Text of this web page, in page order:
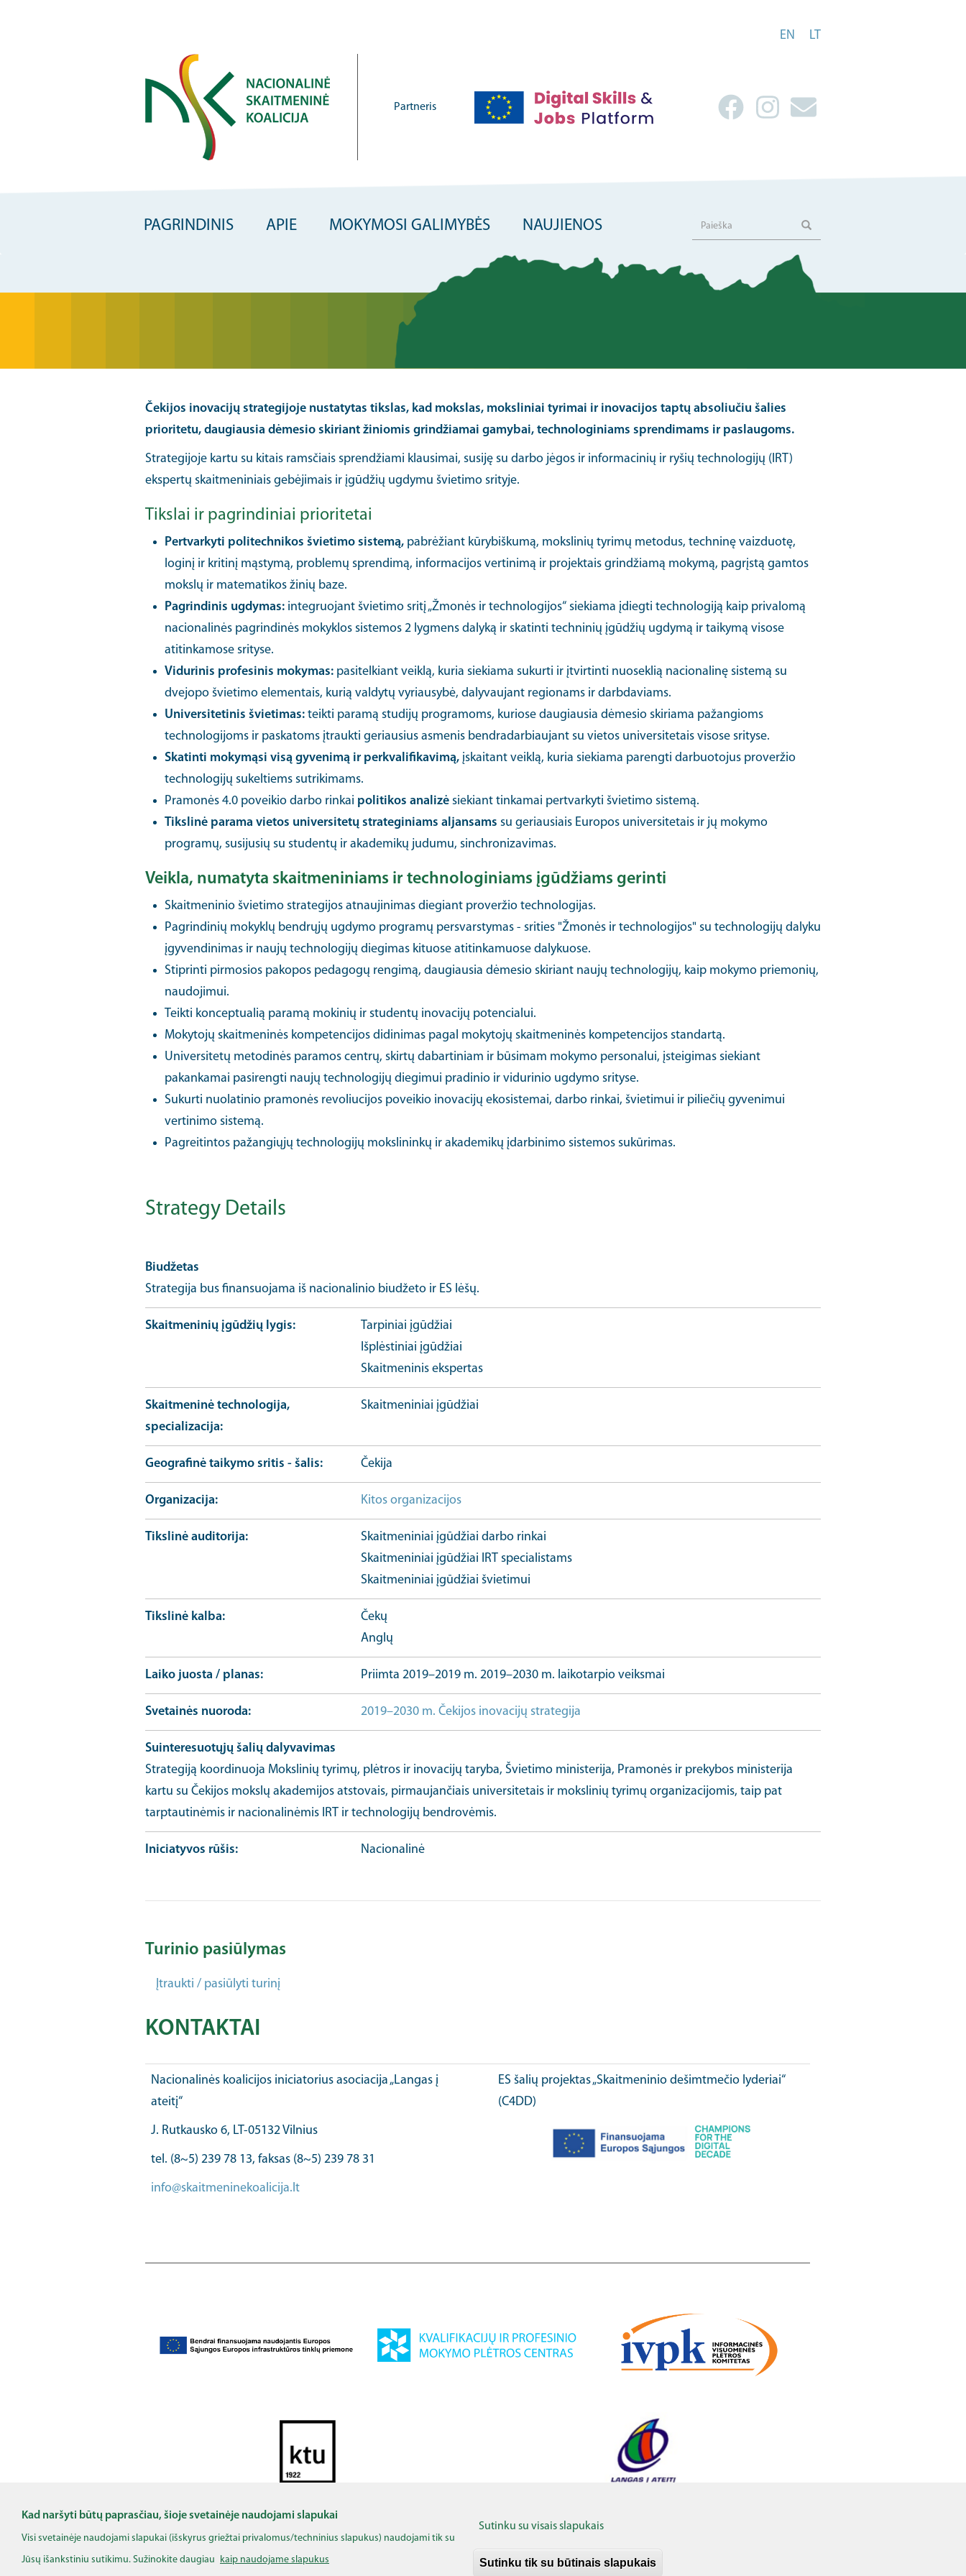
EN LT
Partneris
PAGRINDINIS APIE MOKYMOSI GALIMYBĖS NAUJIENOS Paieška Paieška
Čekijos inovacijų strategijoje nustatytas tikslas, kad mokslas, moksliniai tyrimai ir inovacijos taptų absoliučiu šalies
prioritetu, daugiausia dėmesio skiriant žiniomis grindžiamai gamybai, technologiniams sprendimams ir paslaugoms.
Strategijoje kartu su kitais ramsčiais sprendžiami klausimai, susiję su darbo jėgos ir informacinių ir ryšių technologijų (IRT)
ekspertų skaitmeniniais gebėjimais ir įgūdžių ugdymu švietimo srityje.
Tikslai ir pagrindiniai prioritetai
Pertvarkyti politechnikos švietimo sistemą, pabrėžiant kūrybiškumą, mokslinių tyrimų metodus, techninę vaizduotę,
loginį ir kritinį mąstymą, problemų sprendimą, informacijos vertinimą ir projektais grindžiamą mokymą, pagrįstą gamtos
mokslų ir matematikos žinių baze.
Pagrindinis ugdymas:integruojant švietimo sritį „Žmonės ir technologijos“ siekiama įdiegti technologiją kaip privalomą
nacionalinės pagrindinės mokyklos sistemos 2 lygmens dalyką ir skatinti techninių įgūdžių ugdymą ir taikymą visose
atitinkamose srityse.
Vidurinis profesinis mokymas: pasitelkiant veiklą, kuria siekiama sukurti ir įtvirtinti nuoseklią nacionalinę sistemą su
dvejopo švietimo elementais, kurią valdytų vyriausybė, dalyvaujant regionams ir darbdaviams.
Universitetinis švietimas:teikti paramą studijų programoms, kuriose daugiausia dėmesio skiriama pažangioms
technologijoms ir paskatoms įtraukti geriausius asmenis bendradarbiaujant su vietos universitetais visose srityse.
Skatinti mokymąsi visą gyvenimą ir perkvalifikavimą, įskaitant veiklą, kuria siekiama parengti darbuotojus proveržio
technologijų sukeltiems sutrikimams.
Pramonės 4.0 poveikio darbo rinkai politikos analizė siekiant tinkamai pertvarkyti švietimo sistemą.
Tikslinė parama vietos universitetų strateginiams aljansams su geriausiais Europos universitetais ir jų mokymo
programų, susijusių su studentų ir akademikų judumu, sinchronizavimas.
Veikla, numatyta skaitmeniniams ir technologiniams įgūdžiams gerinti
Skaitmeninio švietimo strategijos atnaujinimas diegiant proveržio technologijas.
Pagrindinių mokyklų bendrųjų ugdymo programų persvarstymas - srities "Žmonės ir technologijos" su technologijų dalyku
įgyvendinimas ir naujų technologijų diegimas kituose atitinkamuose dalykuose.
Stiprinti pirmosios pakopos pedagogų rengimą, daugiausia dėmesio skiriant naujų technologijų, kaip mokymo priemonių,
naudojimui.
Teikti konceptualią paramą mokinių ir studentų inovacijų potencialui.
Mokytojų skaitmeninės kompetencijos didinimas pagal mokytojų skaitmeninės kompetencijos standartą.
Universitetų metodinės paramos centrų, skirtų dabartiniam ir būsimam mokymo personalui, įsteigimas siekiant
pakankamai pasirengti naujų technologijų diegimui pradinio ir vidurinio ugdymo srityse.
Sukurti nuolatinio pramonės revoliucijos poveikio inovacijų ekosistemai, darbo rinkai, švietimui ir piliečių gyvenimui
vertinimo sistemą.
Pagreitintos pažangiųjų technologijų mokslininkų ir akademikų įdarbinimo sistemos sukūrimas.
Strategy Details
Biudžetas
Strategija bus finansuojama iš nacionalinio biudžeto ir ES lėšų.
Skaitmeninių įgūdžių lygis
Tarpiniai įgūdžiai
Išplėstiniai įgūdžiai
Skaitmeninis ekspertas
Skaitmeninė technologija,
specializacija
Skaitmeniniai įgūdžiai
Geografinė taikymo sritis - šalis Čekija
Organizacija Kitos organizacijos
Tikslinė auditorija
Skaitmeniniai įgūdžiai darbo rinkai
Skaitmeniniai įgūdžiai IRT specialistams
Skaitmeniniai įgūdžiai švietimui
Tikslinė kalba
Čekų
Anglų
Laiko juosta / planas Priimta 2019–2019 m. 2019–2030 m. laikotarpio veiksmai
Svetainės nuoroda 2019–2030 m. Čekijos inovacijų strategija
Suinteresuotųjų šalių dalyvavimas
Strategiją koordinuoja Mokslinių tyrimų, plėtros ir inovacijų taryba, Švietimo ministerija, Pramonės ir prekybos ministerija
kartu su Čekijos mokslų akademijos atstovais, pirmaujančiais universitetais ir mokslinių tyrimų organizacijomis, taip pat
tarptautinėmis ir nacionalinėmis IRT ir technologijų bendrovėmis.
Iniciatyvos rūšis Nacionalinė
Turinio pasiūlymas
Įtraukti / pasiūlyti turinį
KONTAKTAI
Nacionalinės koalicijos iniciatorius asociacija „Langas į
ateitį“
J. Rutkausko 6, LT-05132 Vilnius
tel. (8~5) 239 78 13, faksas (8~5) 239 78 31
info@skaitmeninekoalicija.lt
ES šalių projektas „Skaitmeninio dešimtmečio lyderiai“
(C4DD)
ekonomikos vykdomoji įstaiga (HaDEA) negali būti laikomos atsakingomis už šios medžiagos turinį ir bet kokį pateikiamos informacijos naudojimą.
©Nacionalinė visos teisės saugomos | Slapukų politika
Kad naršyti būtų paprasčiau, šioje svetainėje naudojami slapukai
Visi svetainėje naudojami slapukai (išskyrus griežtai privalomus/techninius slapukus) naudojami tik su
Jūsų išankstiniu sutikimu. Sužinokite daugiau kaip naudojame slapukus
Sutinku su visais slapukais
Sutinku tik su būtinais slapukais